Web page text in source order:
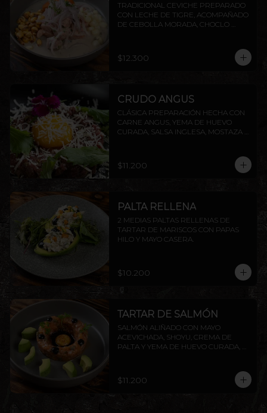
TRADICIONAL CEVICHE PREPARADO
CON LECHE DE TIGRE, ACOMPAÑADO
DE CEBOLLA MORADA, CHOCLO
$12.300
CRUDO ANGUS
CLÁSICA PREPARACIÓN HECHA CON
CARNE ANGUS, YEMA DE HUEVO
CURADA, SALSA INGLESA, MOSTAZA
DE TOSTADAS DE LA CASA.
$11.200
PALTA RELLENA
2 MEDIAS PALTAS RELLENAS DE
TARTAR DE MARISCOS CON PAPAS
HILO Y MAYO CASERA.
$10.200
TARTAR DE SALMÓN
SALMÓN ALIÑADO CON MAYO
ACEVICHADA, SHOYU, CREMA DE
PALTA Y YEMA DE HUEVO CURADA,
$11.200